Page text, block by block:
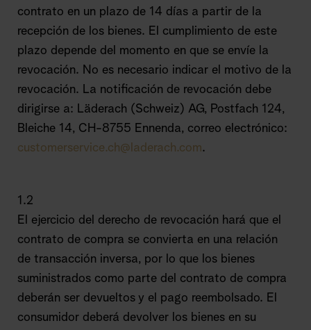
contrato en un plazo de 14 días a partir de la
recepción de los bienes. El cumplimiento de este
plazo depende del momento en que se envíe la
revocación. No es necesario indicar el motivo de la
revocación. La notificación de revocación debe
dirigirse a: Läderach (Schweiz) AG, Postfach 124,
Bleiche 14, CH-8755 Ennenda, correo electrónico:
customerservice.ch@laderach.com.
1.2
El ejercicio del derecho de revocación hará que el
contrato de compra se convierta en una relación
de transacción inversa, por lo que los bienes
suministrados como parte del contrato de compra
deberán ser devueltos y el pago reembolsado. El
consumidor deberá devolver los bienes en su